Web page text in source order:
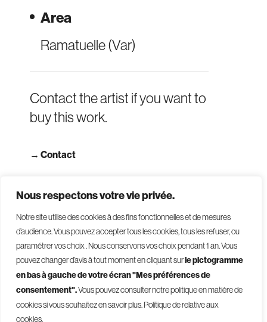
Nous respectons votre vie privée.
Notre site utilise des cookies à des fins fonctionnelles et de mesures
d’audience. Vous pouvez accepter tous les cookies, tous les refuser, ou
paramétrer vos choix . Nous conservons vos choix pendant 1 an.Vous
pouvez changer d’avis à tout moment en cliquant surle pictogramme
en bas à gauche de votre écran "Mes préférences de
consentement".Vous pouvez consulter notre politique en matière de
cookies si vous souhaitez en savoir plus.Politique de relative aux
cookies.
Area
Ramatuelle (Var)
Contact the artist if you want to
buy this work.
→ Contact
© 2026 - Givelet
Terms and conditions